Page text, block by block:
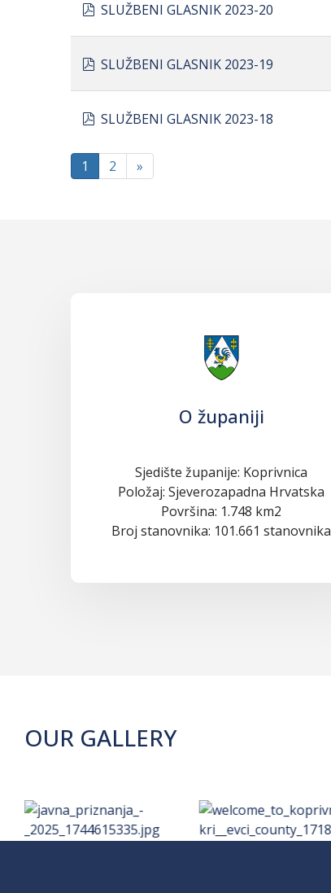
pdf
SLUŽBENI GLASNIK 2023-20
pdf
SLUŽBENI GLASNIK 2023-19
pdf
SLUŽBENI GLASNIK 2023-18
1 2 »
O županiji
Sjedište županije: Koprivnica
Položaj: Sjeverozapadna Hrvatska
Površina: 1.748 km2
Broj stanovnika: 101.661 stanovnika
OUR GALLERY